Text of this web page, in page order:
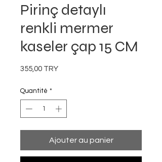
Pirinç detaylı
renkli mermer
kaseler çap 15 CM
355,00 TRYPrix
Quantité *
Ajouter au panier